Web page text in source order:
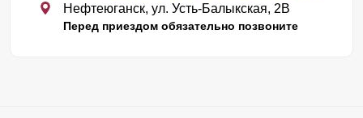
Нефтеюганск, ул. Усть-Балыкская, 2В
Перед приездом обязательно позвоните